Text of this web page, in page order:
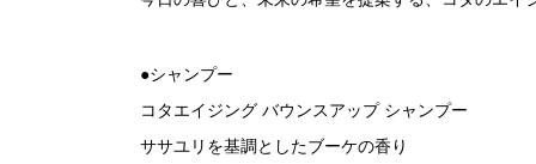
●シャンプー
コタエイジング バウンスアップ シャンプー
ササユリを基調としたブーケの香り